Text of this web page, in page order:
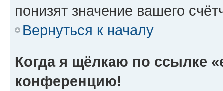
понизят значение вашего
Вернуться к началу
Когда я щёлкаю по ссылке
конференцию!